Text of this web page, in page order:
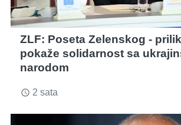
ZLF: Poseta Zelenskog -
pokaže solidarnost sa
narodom
access_time 2 sata